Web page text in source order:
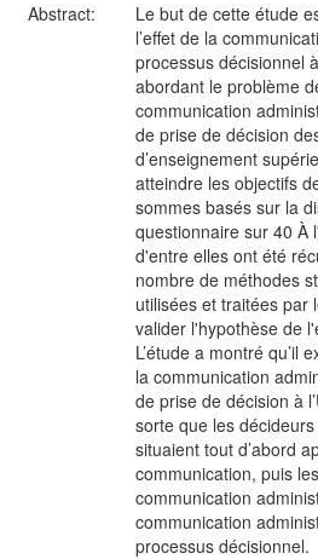
Abstract:
Le but de cette étude
l’effet de la
processus décisionnel
abordant le problème
communication
de prise de décision
d’enseignement
atteindre les objectifs
sommes basés sur la
questionnaire sur 40 À
d'entre elles ont été
nombre de méthodes
utilisées et traitées par
valider l'hypothèse de
L’étude a montré qu’il
la communication
de prise de décision à
sorte que les décideurs
situaient tout d’abord
communication, puis
communication
communication
processus décisionnel.